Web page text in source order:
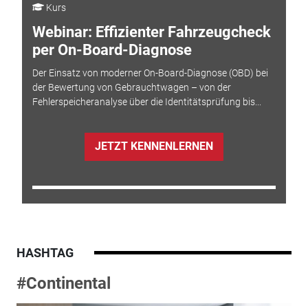
Kurs
Webinar: Effizienter Fahrzeugcheck
per On-Board-Diagnose
Der Einsatz von moderner On-Board-Diagnose (OBD) bei
der Bewertung von Gebrauchtwagen – von der
Fehlerspeicheranalyse über die Identitätsprüfung bis...
JETZT KENNENLERNEN
HASHTAG
#Continental